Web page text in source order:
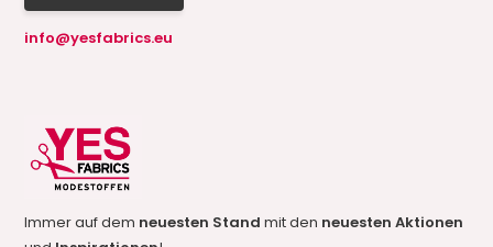
info@yesfabrics.eu
Immer auf dem neuesten Standmit den neuesten Aktionen